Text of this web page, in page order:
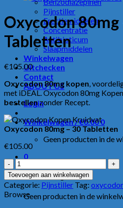
Pijnstiller
Erectiemiddelen
Concentratie
Antibioticum
Slaapmiddelen
Winkelwagen
Uitchecken
Contact
ABOUT US
Login
Winkelwagen /€0.000
Geen producten in de
0
Winkelwagen
Geen producten in de
Oxycodon 80mg
Tabletten
€105.00
Oxycodon 80mg kopen,
met iDEAL. Oxycodon 80mg
bestellenzonder Recept.
Oxycodon 80mg – 30 Tabletten
€105.00
Oxycodon
80mg
–
30
Tabletten
Toevoegen aan winkelwagen
Categorie: Pijnstiller Tag:
Browse